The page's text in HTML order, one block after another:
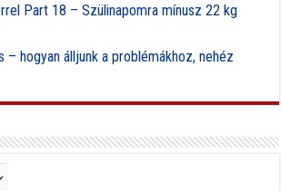
Part 18 – Szülinapomra mínusz 22 kg
– hogyan álljunk a problémákhoz, nehéz